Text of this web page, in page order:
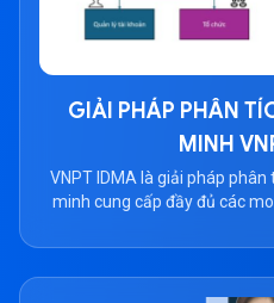
GIẢI PHÁP PHÂN
MINH
VNPT IDMA là giải pháp
minh cung cấp đầy đủ các
toán, quản trị tổ chức, quản lý
Trong mỗi